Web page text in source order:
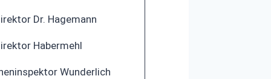
Dr. Hagemann
Habermehl
Wunderlich